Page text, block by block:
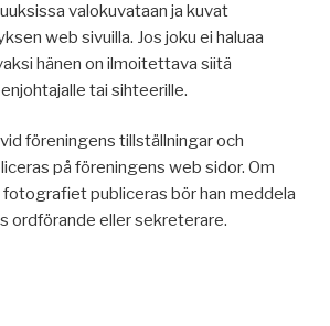
valokuvataan ja kuvat
web sivuilla. Jos joku ei haluaa
hänen on ilmoitettava siitä
tai sihteerille.
föreningens tillställningar och
på föreningens web sidor. Om
publiceras bör han meddela
ordförande eller sekreterare.